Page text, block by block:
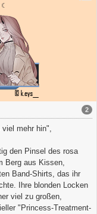
☾
2
mehr hin",
den Pinsel des rosa
Berg aus Kissen,
Band-Shirts, das ihr
Ihre blonden Locken
viel zu großen,
"Princess-Treatment-